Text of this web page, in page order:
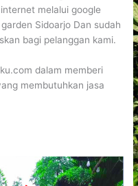
melalui google
Sidoarjo Dan sudah
bagi pelanggan kami.
dalam memberi
membutuhkan jasa